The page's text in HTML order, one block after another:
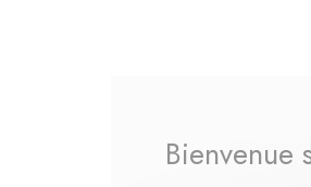
Bienvenue